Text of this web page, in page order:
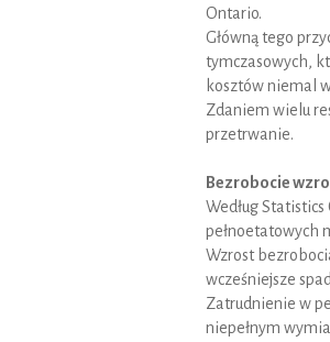
Ontario.
Główną tego
tymczasowych,
kosztów niemal
Zdaniem wielu
przetrwanie.
Bezrobocie
Według
pełnoetatowych
Wzrost
wcześniejsze
Zatrudnienie w
niepełnym